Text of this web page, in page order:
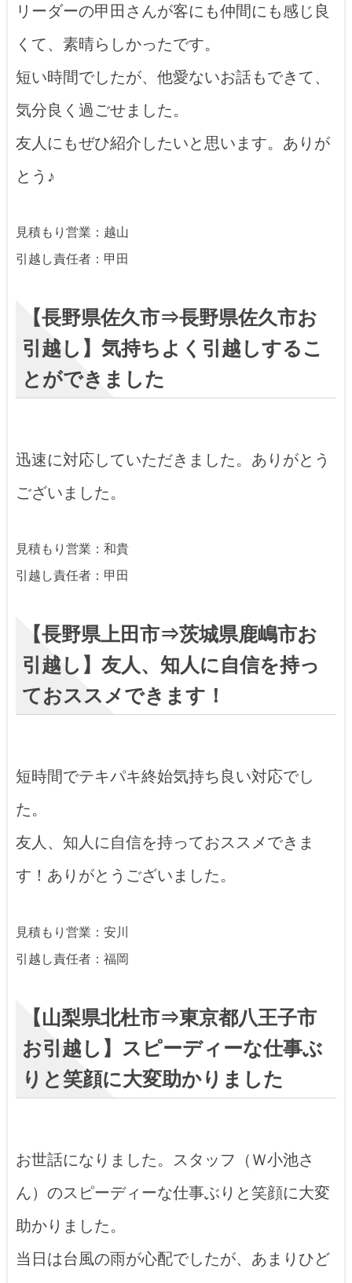
リーダーの甲田さんが客にも仲間にも感じ良
くて、素晴らしかったです。
短い時間でしたが、他愛ないお話もできて、
気分良く過ごせました。
友人にもぜひ紹介したいと思います。ありが
とう♪
見積もり営業：越山
引越し責任者：甲田
【長野県佐久市⇒長野県佐久市お
引越し】気持ちよく引越しするこ
とができました
迅速に対応していただきました。ありがとう
ございました。
見積もり営業：和貴
引越し責任者：甲田
【長野県上田市⇒茨城県鹿嶋市お
引越し】友人、知人に自信を持っ
ておススメできます！
短時間でテキパキ終始気持ち良い対応でし
た。
友人、知人に自信を持っておススメできま
す！ありがとうございました。
見積もり営業：安川
引越し責任者：福岡
【山梨県北杜市⇒東京都八王子市
お引越し】スピーディーな仕事ぶ
りと笑顔に大変助かりました
お世話になりました。スタッフ（Ｗ小池さ
ん）のスピーディーな仕事ぶりと笑顔に大変
助かりました。
当日は台風の雨が心配でしたが、あまりひど